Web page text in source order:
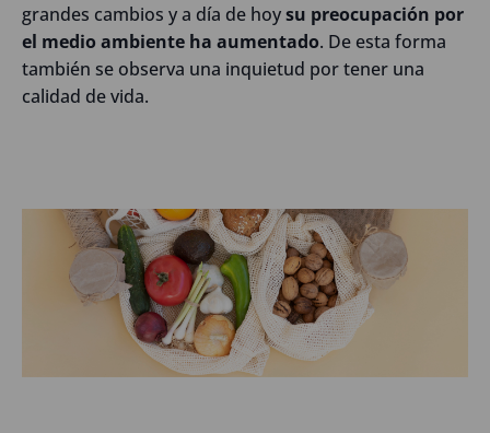
grandes cambios y a día de hoysu preocupación por
el medio ambiente ha aumentado. De esta forma
también se observa una inquietud por tener una
calidad de vida.